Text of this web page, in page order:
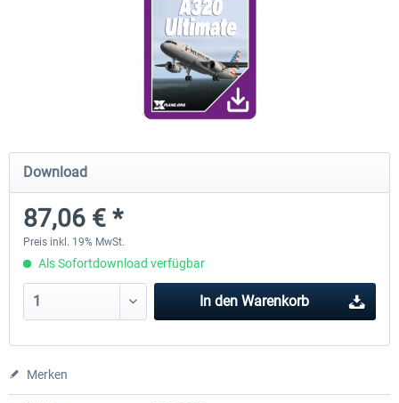
Diamond DA-62
37,95 € *
Cessna 208 Grand Caravan
Download
87,06 € *
Preis inkl. 19% MwSt.
Als Sofortdownload verfügbar
In den Warenkorb
Merken